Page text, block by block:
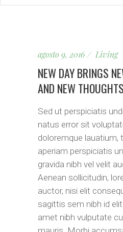
agosto 9, 2016 Living
NEW DAY BRINGS
AND NEW THOUGHTS
Sed ut perspiciatis
natus error sit
doloremque lauatium,
aperiam perspiciatis
gravida nibh vel velit
Aenean sollicitudin,
auctor, nisi elit
sagittis sem nibh id
amet nibh vulputate